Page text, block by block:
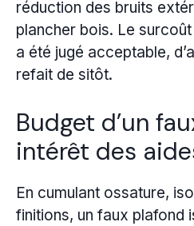
réduction des bruits
plancher bois. Le
a été jugé acceptable,
refait de sitôt.
Budget d’un
intérêt des
En cumulant ossature,
finitions, un faux plafond